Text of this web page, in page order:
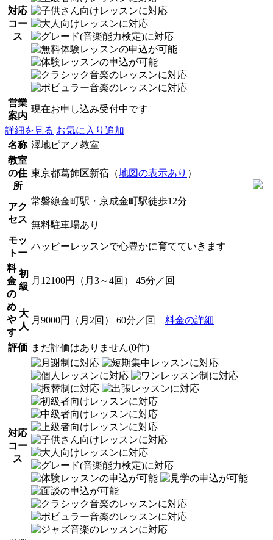
対応
コー
ス
営業
案内
現在お申し込み受付中です
詳細を見る お気に入り追加
名称 澤地ピアノ教室
教室
の住
所
東京都葛飾区新宿（地図の表示あり ）
アク
セス
常磐線金町駅・京成金町駅徒歩12分
無料駐車場あり
モッ
トー
ハッピーレッスンで心豊かに育てていきます
料
金
の
め
や
す
初
級
月12100円（月3～4回） 45分／回
大
人
月9000円（月2回） 60分／回 料金の詳細
評価 まだ評価はありません(0件)
対応
コー
ス